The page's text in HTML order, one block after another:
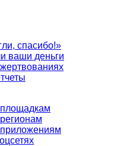
спасибо!»
ваши деньги